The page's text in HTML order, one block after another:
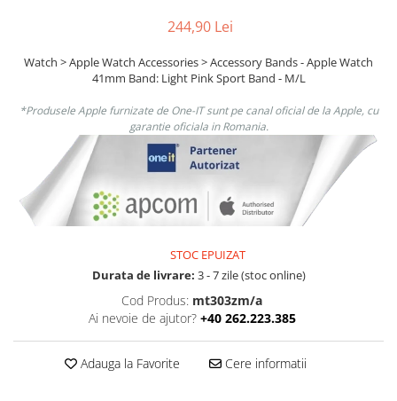
Microfoane & Casti Gaming
Scaune Gaming
Card Reader
Periferice PC
Camere Web
Adaptoare
Boxe
USB Hub
244,90 Lei
Watch > Apple Watch Accessories > Accessory Bands - Apple Watch
41mm Band: Light Pink Sport Band - M/L
*Produsele Apple furnizate de One-IT sunt pe canal oficial de la Apple, cu
garantie oficiala in Romania.
STOC EPUIZAT
Durata de livrare: 3 - 7 zile (stoc online)
Cod Produs: mt303zm/a
Ai nevoie de ajutor? +40 262.223.385
Adauga la Favorite Cere informatii